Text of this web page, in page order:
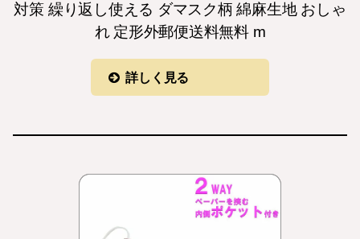
対策 繰り返し使える ダマスク柄 綿麻生地 おしゃ
れ 定形外郵便送料無料 m
詳しく見る